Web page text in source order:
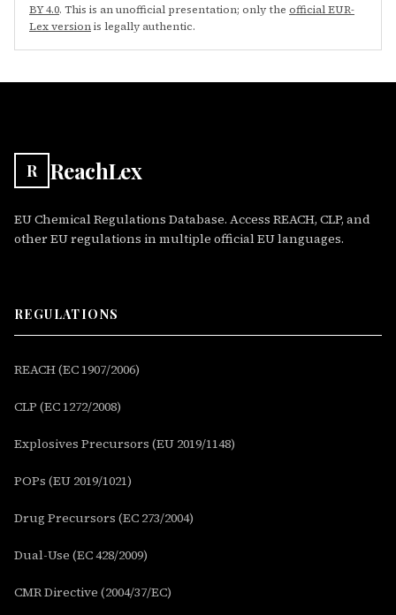
BY 4.0. This is an unofficial presentation; only the official EUR-
Lex versionis legally authentic.
R ReachLex
EU Chemical Regulations Database. Access REACH, CLP, and
other EU regulations in multiple official EU languages.
REGULATIONS
REACH (EC 1907/2006)
CLP (EC 1272/2008)
Explosives Precursors (EU 2019/1148)
POPs (EU 2019/1021)
Drug Precursors (EC 273/2004)
Dual-Use (EC 428/2009)
CMR Directive (2004/37/EC)